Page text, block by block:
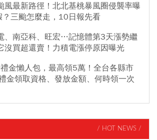
風最新路徑！北北基桃暴風圈侵襲率曝
三颱怎麼走，10日報先看
、南亞科、旺宏…記憶體第3天漲勢繼
沒買超還賣！力積電漲停原因曝光
金懶人包，最高領5萬！全台各縣市
金領取資格、發放金額、何時領一次
/ HOT NEWS /